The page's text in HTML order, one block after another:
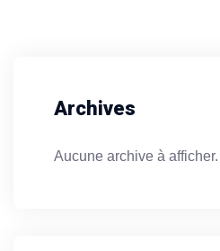
Archives
Aucune archive à afficher.